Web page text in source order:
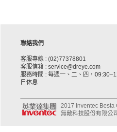
聯絡我們
客服專線 : (02)77378801
客服信箱 : service@dreye.com
服務時間 : 每週一、二、四，
日休息
2017 Inventec Besta
無敵科技股份有限公